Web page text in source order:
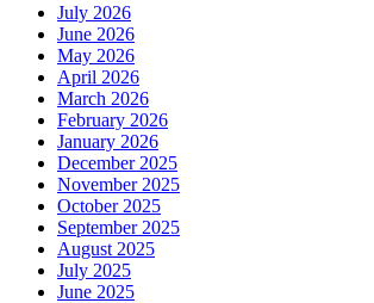
July 2026
June 2026
May 2026
April 2026
March 2026
February 2026
January 2026
December 2025
November 2025
October 2025
September 2025
August 2025
July 2025
June 2025